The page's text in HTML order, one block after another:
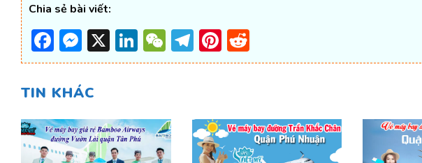
Chia sẻ bài viết:
Facebook
Messenger
X LinkedIn
WeChat
Telegram
Pinterest
TIN KHÁC